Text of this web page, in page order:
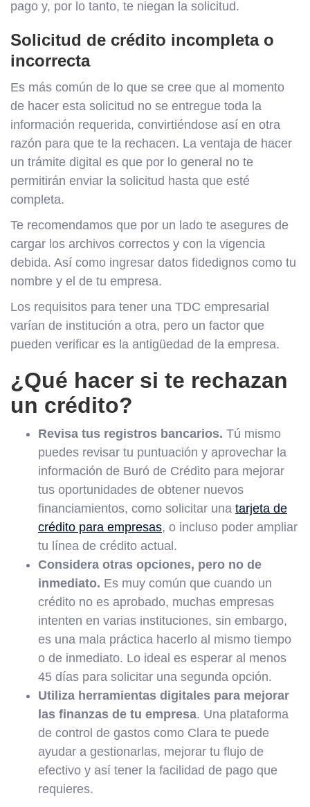
pago y, por lo tanto, te niegan la solicitud.
Solicitud de crédito incompleta o
incorrecta
Es más común de lo que se cree que al momento
de hacer esta solicitud no se entregue toda la
información requerida, convirtiéndose así en otra
razón para que te la rechacen. La ventaja de hacer
un trámite digital es que por lo general no te
permitirán enviar la solicitud hasta que esté
completa.
Te recomendamos que por un lado te asegures de
cargar los archivos correctos y con la vigencia
debida. Así como ingresar datos fidedignos como tu
nombre y el de tu empresa.
Los requisitos para tener una TDC empresarial
varían de institución a otra, pero un factor que
pueden verificar es la antigüedad de la empresa.
¿Qué hacer si te rechazan
un crédito?
Revisa tus registros bancarios. Tú mismo
puedes revisar tu puntuación y aprovechar la
información de Buró de Crédito para mejorar
tus oportunidades de obtener nuevos
financiamientos, como solicitar una tarjeta de
crédito para empresas, o incluso poder ampliar
tu línea de crédito actual.
Considera otras opciones, pero no de
inmediato. Es muy común que cuando un
crédito no es aprobado, muchas empresas
intenten en varias instituciones, sin embargo,
es una mala práctica hacerlo al mismo tiempo
o de inmediato. Lo ideal es esperar al menos
45 días para solicitar una segunda opción.
Utiliza herramientas digitales para mejorar
las finanzas de tu empresa. Una plataforma
de control de gastos como Clara te puede
ayudar a gestionarlas, mejorar tu flujo de
efectivo y así tener la facilidad de pago que
requieres.